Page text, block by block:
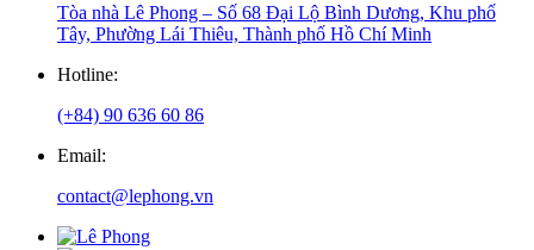
Tòa nhà Lê Phong – Số 68 Đại Lộ Bình Dương, Khu phố
Tây, Phường Lái Thiêu, Thành phố Hồ Chí Minh
Hotline:
(+84) 90 636 60 86
Email:
contact@lephong.vn